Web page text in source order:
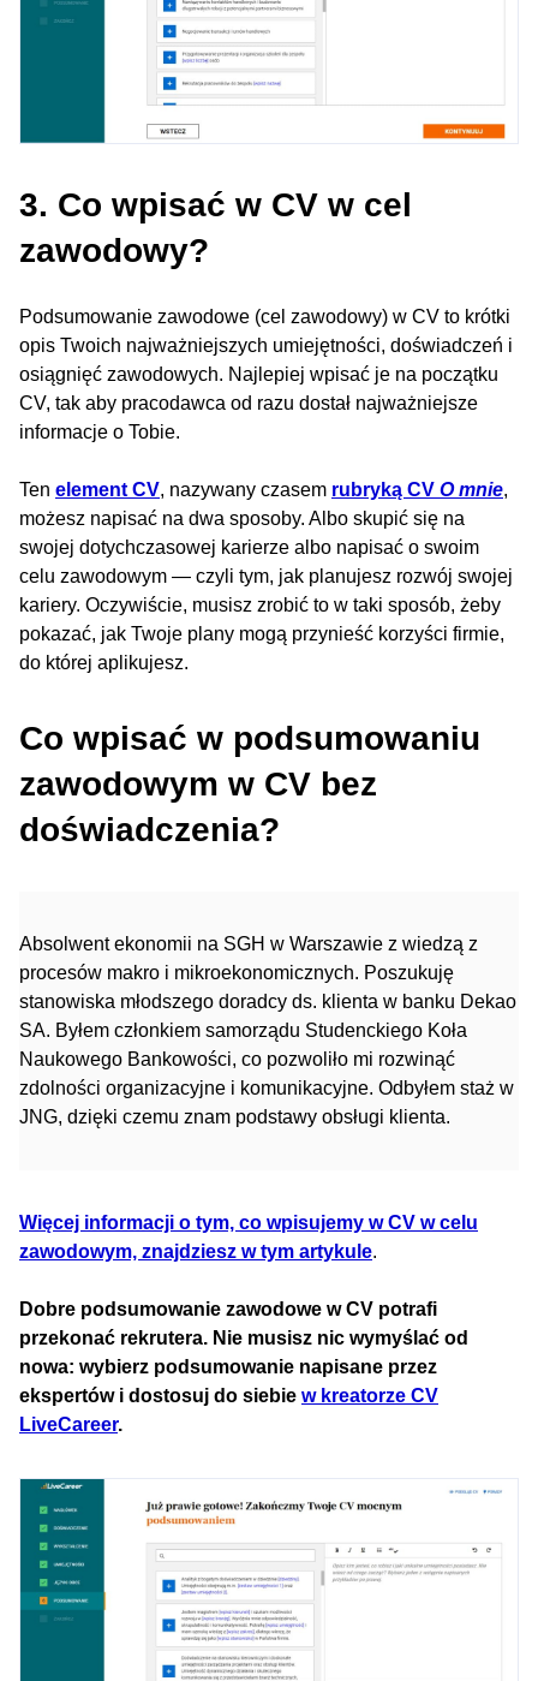
3. Co wpisać w CV w cel
zawodowy?
Podsumowanie zawodowe (cel zawodowy) w CV to krótki
opis Twoich najważniejszych umiejętności, doświadczeń i
osiągnięć zawodowych. Najlepiej wpisać je na początku
CV, tak aby pracodawca od razu dostał najważniejsze
informacje o Tobie.
Ten element CV, nazywany czasem rubryką CV O mnie,
możesz napisać na dwa sposoby. Albo skupić się na
swojej dotychczasowej karierze albo napisać o swoim
celu zawodowym — czyli tym, jak planujesz rozwój swojej
kariery. Oczywiście, musisz zrobić to w taki sposób, żeby
pokazać, jak Twoje plany mogą przynieść korzyści firmie,
do której aplikujesz.
Co wpisać w podsumowaniu
zawodowym w CV bez
doświadczenia?
Absolwent ekonomii na SGH w Warszawie z wiedzą z
procesów makro i mikroekonomicznych. Poszukuję
stanowiska młodszego doradcy ds. klienta w banku Dekao
SA. Byłem członkiem samorządu Studenckiego Koła
Naukowego Bankowości, co pozwoliło mi rozwinąć
zdolności organizacyjne i komunikacyjne. Odbyłem staż w
JNG, dzięki czemu znam podstawy obsługi klienta.
Więcej informacji o tym, co wpisujemy w CV w celu
zawodowym, znajdziesz w tym artykule.
Dobre podsumowanie zawodowe w CV potrafi
przekonać rekrutera. Nie musisz nic wymyślać od
nowa: wybierz podsumowanie napisane przez
ekspertów i dostosuj do siebie w kreatorze CV
LiveCareer.